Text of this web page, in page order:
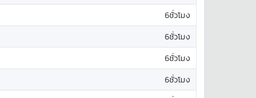
6ชั่วโมง
6ชั่วโมง
6ชั่วโมง
6ชั่วโมง